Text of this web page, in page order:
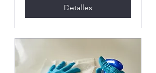
Detalles